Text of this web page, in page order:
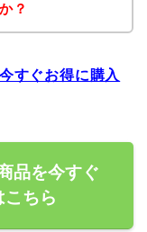
？
すぐお得に購入
品を今すぐ
こちら